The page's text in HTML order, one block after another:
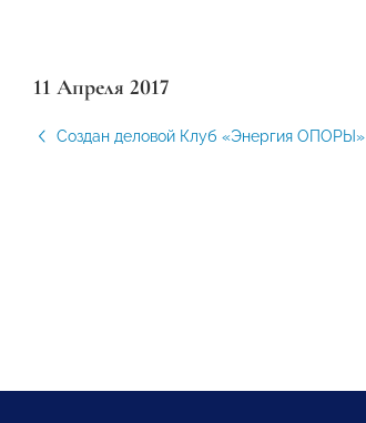
11 Апреля 2017
Создан деловой Клуб «Энергия ОПОРЫ»